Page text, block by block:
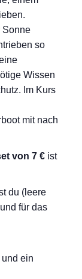
Sonne
so
Wissen
Im Kurs
mit nach
von 7 € ist
du (leere
für das
ein